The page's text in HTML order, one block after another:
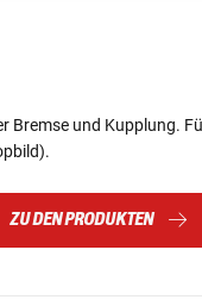
Bremse und Kupplung.
ZU DEN PRODUKTEN